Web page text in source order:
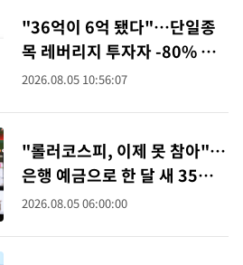
"36억이 6억 됐다"…단일종
목 레버리지 투자자 -80% 손
실 인증
2026.08.05 10:56:07
"롤러코스피, 이제 못 참아"…
은행 예금으로 한 달 새 35조
뭉칫돈
2026.08.05 06:00:00